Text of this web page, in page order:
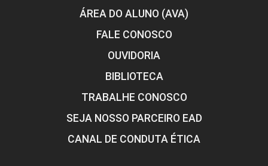
ÁREA DO ALUNO (AVA)
FALE CONOSCO
OUVIDORIA
BIBLIOTECA
TRABALHE CONOSCO
SEJA NOSSO PARCEIRO EAD
CANAL DE CONDUTA ÉTICA